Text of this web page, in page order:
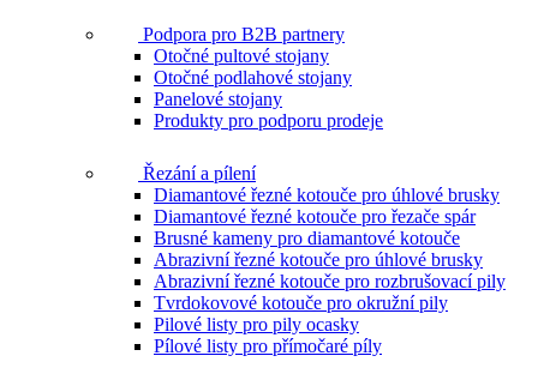
Podpora pro B2B partnery
Otočné pultové stojany
Otočné podlahové stojany
Panelové stojany
Produkty pro podporu prodeje
Řezání a pílení
Diamantové řezné kotouče pro úhlové brusky
Diamantové řezné kotouče pro řezače spár
Brusné kameny pro diamantové kotouče
Abrazivní řezné kotouče pro úhlové brusky
Abrazivní řezné kotouče pro rozbrušovací pily
Tvrdokovové kotouče pro okružní pily
Pilové listy pro pily ocasky
Pílové listy pro přímočaré píly